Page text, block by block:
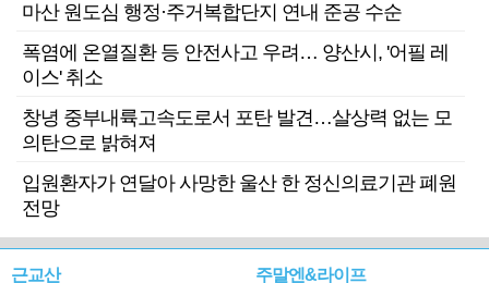
마산 원도심 행정·주거복합단지 연내 준공 수순
폭염에 온열질환 등 안전사고 우려… 양산시, '어필 레
이스' 취소
창녕 중부내륙고속도로서 포탄 발견…살상력 없는 모
의탄으로 밝혀져
입원환자가 연달아 사망한 울산 한 정신의료기관 폐원
전망
근교산 주말엔&라이프